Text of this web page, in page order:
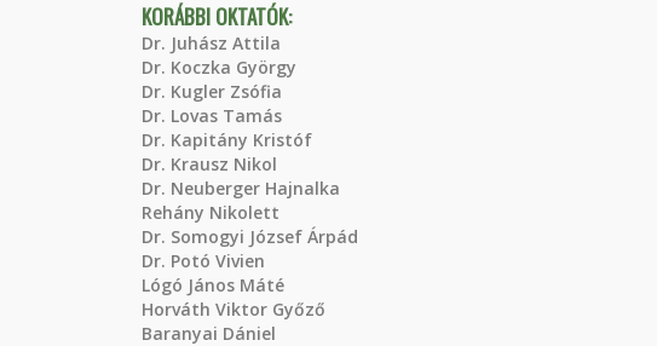
KORÁBBI OKTATÓK:
Dr. Juhász Attila
Dr. Koczka György
Dr. Kugler Zsófia
Dr. Lovas Tamás
Dr. Kapitány Kristóf
Dr. Krausz Nikol
Dr. Neuberger Hajnalka
Rehány Nikolett
Dr. Somogyi József Árpád
Dr. Potó Vivien
Lógó János Máté
Horváth Viktor Győző
Baranyai Dániel